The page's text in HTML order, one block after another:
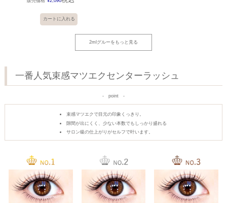
カートに入れる
2mlグルーをもっと見る
一番人気束感マツエクセンターラッシュ
point
束感マツエクで目元の印象くっきり。
隙間が出にくく、少ない本数でもしっかり盛れる
サロン級の仕上がりがセルフで叶います。